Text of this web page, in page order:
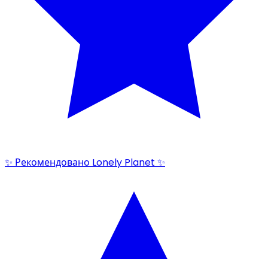
✨ Рекомендовано Lonely Planet ✨